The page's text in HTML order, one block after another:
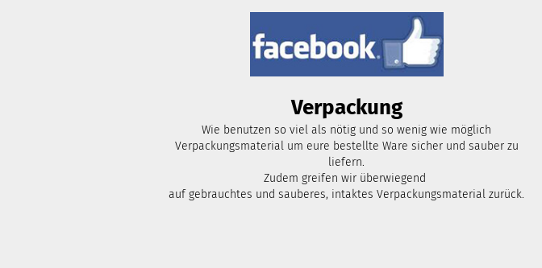
Verpackung
Wie benutzen so viel als nötig und so wenig wie möglich
Verpackungsmaterial um eure bestellte Ware sicher und sauber zu
liefern.
Zudem greifen wir überwiegend
auf gebrauchtes und sauberes, intaktes Verpackungsmaterial zurück.